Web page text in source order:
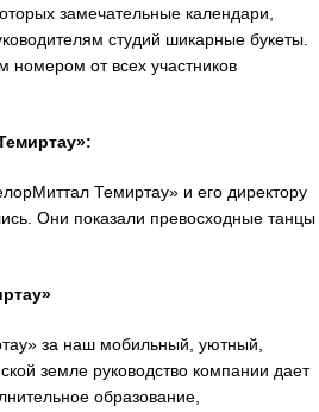
замечательные календари,
студий шикарные букеты.
от всех участников
Темиртау» и его директору
Они показали превосходные танцы
за наш мобильный, уютный,
земле руководство компании дает
образование,